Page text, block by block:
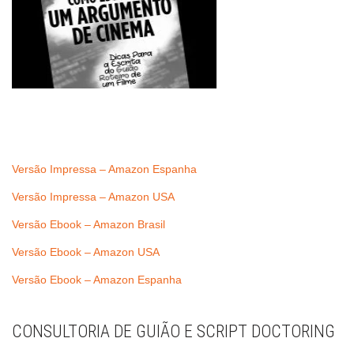
Versão Impressa – Amazon Espanha
Versão Impressa – Amazon USA
Versão Ebook – Amazon Brasil
Versão Ebook – Amazon USA
Versão Ebook – Amazon Espanha
CONSULTORIA DE GUIÃO E SCRIPT DOCTORING